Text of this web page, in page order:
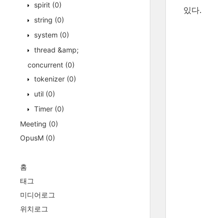
spirit (0)
string (0)
system (0)
thread &amp;
concurrent (0)
tokenizer (0)
util (0)
Timer (0)
Meeting (0)
OpusM (0)
홈
태그
미디어로그
위치로그
있다.